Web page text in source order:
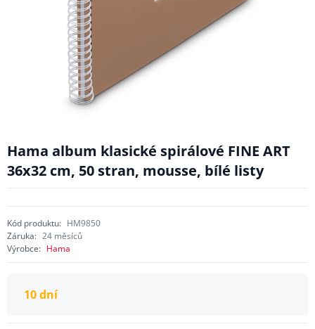
Hama album klasické spirálové FINE ART
36x32 cm, 50 stran, mousse, bílé listy
Kód produktu: HM9850
Záruka: 24 měsíců
Výrobce: Hama
10 dní